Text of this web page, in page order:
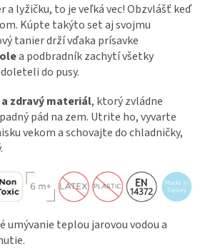
a lyžičku, to je veľká vec! Obzvlášť keď
Kúpte takýto set aj svojmu
tanier drží vďaka prísavke
a podbradník zachytí všetky
do pusy.
zdravý materiál, ktorý zvládne
pád na zem. Utrite ho, vyvarte
vekom a schovajte do chladničky,
umývanie teplou jarovou vodou a